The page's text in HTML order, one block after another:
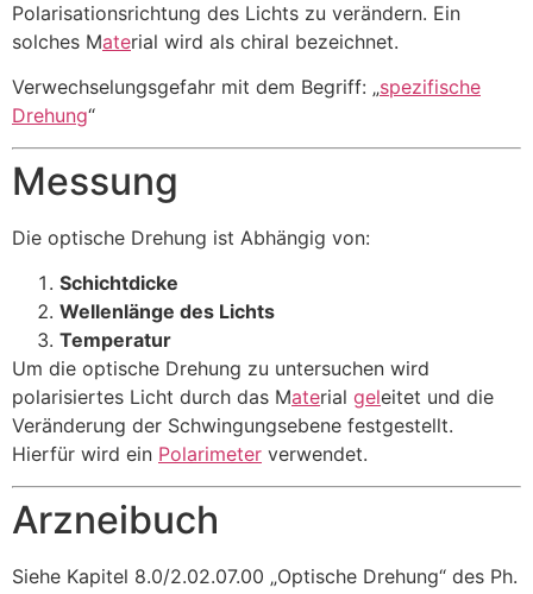
Polarisationsrichtung des Lichts zu verändern. Ein
solches Material wird als chiral bezeichnet.
Verwechselungsgefahr mit dem Begriff: „spezifische
Drehung“
Messung
Die optische Drehung ist Abhängig von:
Schichtdicke
Wellenlänge des Lichts
Temperatur
Um die optische Drehung zu untersuchen wird
polarisiertes Licht durch das Material geleitet und die
Veränderung der Schwingungsebene festgestellt.
Hierfür wird ein Polarimeter verwendet.
Arzneibuch
Siehe Kapitel 8.0/2.02.07.00 „Optische Drehung“ des Ph.